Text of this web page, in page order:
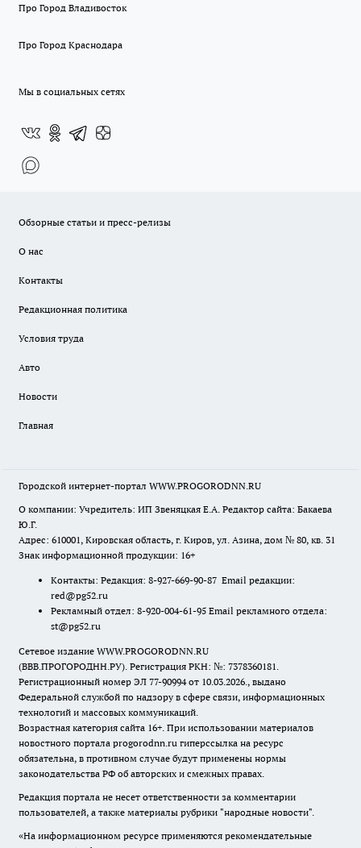
Про Город Владивосток
Про Город Краснодара
Мы в социальных сетях
Обзорные статьи и пресс-релизы
О нас
Контакты
Редакционная политика
Условия труда
Авто
Новости
Главная
Городской интернет-портал WWW.PROGORODNN.RU
О компании: Учредитель: ИП Звеняцкая Е.А. Редактор сайта: Бакаева
Ю.Г.
Адрес: 610001, Кировская область, г. Киров, ул. Азина, дом № 80, кв. 31
Знак информационной продукции: 16+
Контакты: Редакция: 8-927-669-90-87 Email редакции:
red@pg52.ru
Рекламный отдел: 8-920-004-61-95 Email рекламного отдела:
st@pg52.ru
Сетевое издание WWW.PROGORODNN.RU
(ВВВ.ПРОГОРОДНН.РУ). Регистрация РКН: №: 7378360181.
Регистрационный номер ЭЛ 77-90994 от 10.03.2026., выдано
Федеральной службой по надзору в сфере связи, информационных
технологий и массовых коммуникаций.
Возрастная категория сайта 16+. При использовании материалов
новостного портала progorodnn.ru гиперссылка на ресурс
обязательна, в противном случае будут применены нормы
законодательства РФ об авторских и смежных правах.
Редакция портала не несет ответственности за комментарии
пользователей, а также материалы рубрики "народные новости".
«На информационном ресурсе применяются рекомендательные